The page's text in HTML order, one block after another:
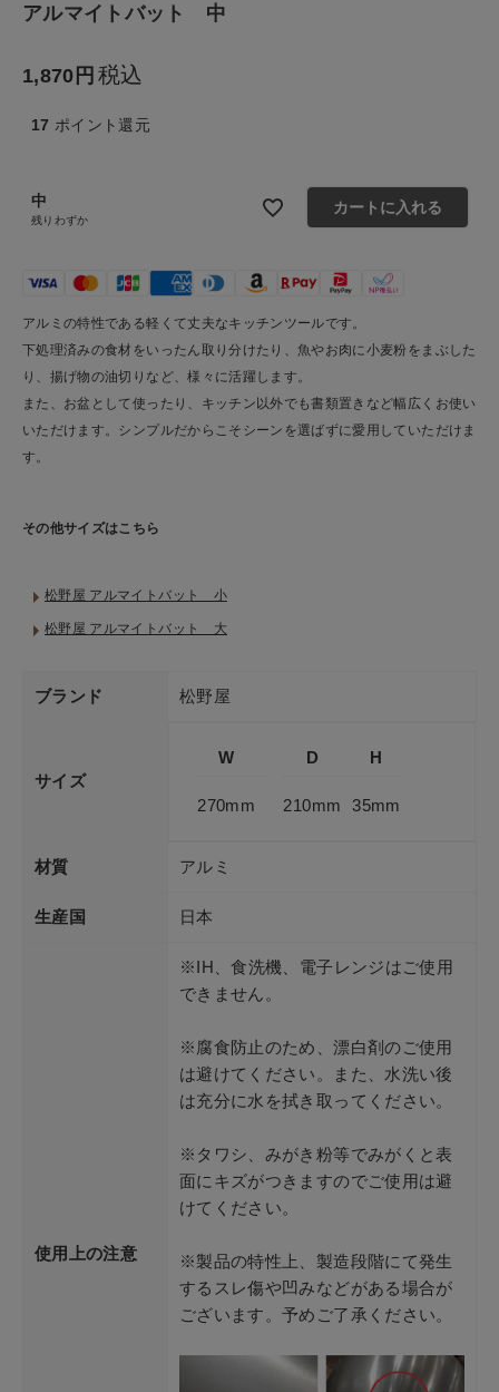
食品
ギフト
ご利用ガイド
お問い合わせ
ショップリスト
アルマイトバット 中
1,870 税込
17 ポイント還元
中
残りわずか
カートに入れる
アルミの特性である軽くて丈夫なキッチンツールです。
下処理済みの食材をいったん取り分けたり、魚やお肉に小麦粉をまぶした
り、揚げ物の油切りなど、様々に活躍します。
また、お盆として使ったり、キッチン以外でも書類置きなど幅広くお使い
いただけます。シンプルだからこそシーンを選ばずに愛用していただけま
す。
その他サイズはこちら
松野屋 アルマイトバット 小
松野屋 アルマイトバット 大
ブランド 松野屋
サイズ
W
270mm
D
210mm
H
35mm
材質 アルミ
生産国 日本
使用上の注意
※IH、食洗機、電子レンジはご使用
できません。
※腐食防止のため、漂白剤のご使用
は避けてください。また、水洗い後
は充分に水を拭き取ってください。
※タワシ、みがき粉等でみがくと表
面にキズがつきますのでご使用は避
けてください。
※製品の特性上、製造段階にて発生
するスレ傷や凹みなどがある場合が
ございます。予めご了承ください。